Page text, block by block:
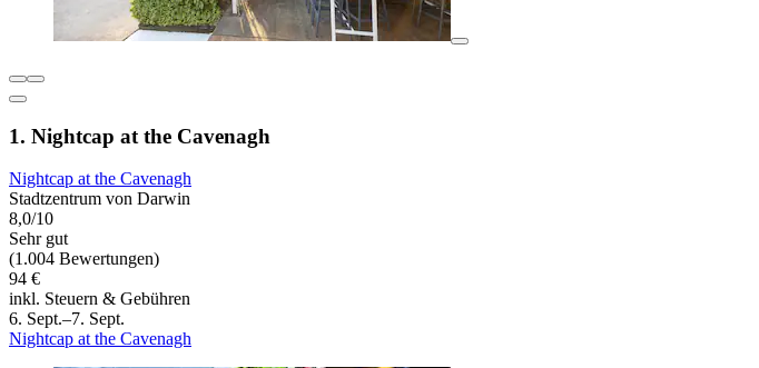
1. Nightcap at the Cavenagh
Nightcap at the Cavenagh
Stadtzentrum von Darwin
8,0/10
Sehr gut
(1.004 Bewertungen)
94 €
inkl. Steuern & Gebühren
6. Sept.–7. Sept.
Nightcap at the Cavenagh